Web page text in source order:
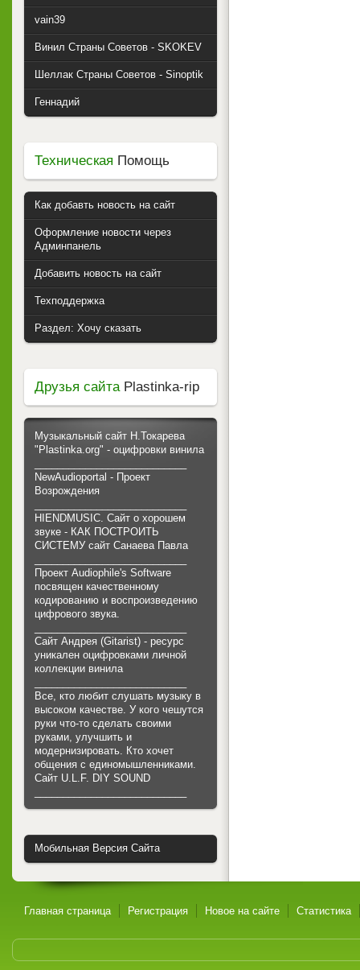
vain39
Винил Страны Советов - SKOKEV
Шеллак Страны Советов - Sinoptik
Геннадий
Техническая Помощь
Как добавть новость на сайт
Оформление новости через
Админпанель
Добавить новость на сайт
Техподдержка
Раздел: Хочу сказать
Друзья сайтаPlastinka-rip
Музыкальный сайт Н.Токарева
"Plastinka.org" - оцифровки винила
NewAudioportal - Проект
Возрождения
HIENDMUSIC. Сайт о хорошем
звуке - КАК ПОСТРОИТЬ
СИСТЕМУ сайт Санаева Павла
Проект Audiophile's Software
посвящен качественному
кодированию и воспроизведению
цифрового звука.
Сайт Андрея (Gitarist) - ресурс
уникален оцифровками личной
коллекции винила
Все, кто любит слушать музыку в
высоком качестве. У кого чешутся
руки что-то сделать своими
руками, улучшить и
модернизировать. Кто хочет
общения с единомышленниками.
Cайт U.L.F. DIY SOUND
Мобильная Версия Сайта
Главная страница Регистрация Новое на сайте Статистика